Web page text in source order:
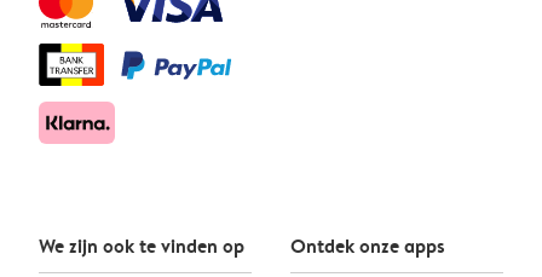
We zijn ook te vinden op Ontdek onze apps